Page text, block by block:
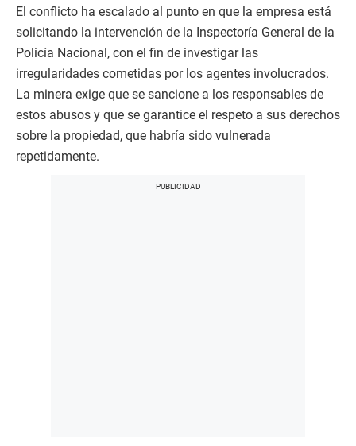
El conflicto ha escalado al punto en que la empresa está
solicitando la intervención de la Inspectoría General de la
Policía Nacional, con el fin de investigar las
irregularidades cometidas por los agentes involucrados.
La minera exige que se sancione a los responsables de
estos abusos y que se garantice el respeto a sus derechos
sobre la propiedad, que habría sido vulnerada
repetidamente.